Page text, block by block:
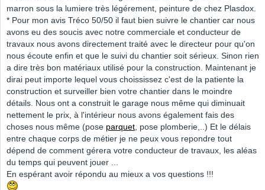
marron sous la lumiere très légérement, peinture de chez Plasdox.
* Pour mon avis Tréco 50/50 il faut bien suivre le chantier car nous
avons eu des soucis avec notre commerciale et conducteur de
travaux nous avons directement traité avec le directeur pour qu'on
nous écoute enfin et que le suivi du chantier soit sérieux. Sinon rien
a dire très bon matériaux utilisé pour la construction. Maintenant je
dirai peut importe lequel vous choississez c'est de la patiente la
construction et surveiller bien votre chantier dans le moindre
détails. Nous ont a construit le garage nous même qui diminuait
nettement le prix, à l'intérieur nous avons également fais des
choses nous même (pose parquet, pose plomberie,..) Et le délais
entre chaque corps de métier je ne peux vous repondre tout
dépend de comment gérera votre conducteur de travaux, les aléas
du temps qui peuvent jouer ...
En espérant avoir répondu au mieux a vos questions !!!